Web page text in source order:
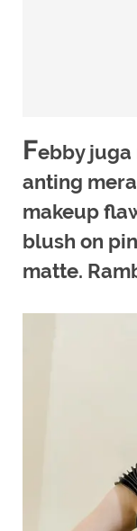
Febby juga
anting
makeup
blush on
matte.